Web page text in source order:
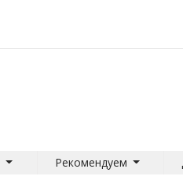
Рекомендуем